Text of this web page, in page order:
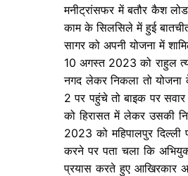
मनीट्रांसफर में बतौर कैश
काम के सिलसिले में हुई
सागर को अपनी योजना में
10 अगस्त 2023 को राहुल
नगद लेकर निकला तो योजना
2 पर पहुंचे तो बाइक पर सवार
को हिरासत में लेकर उसकी
2023 को महिपालपुर
करने पर पता चला कि
प्रयास करते हुए आखिरकार